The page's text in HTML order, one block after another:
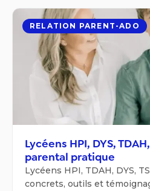
RELATION PARENT-ADO
Lycéens HPI, DYS,
parental pratique
Lycéens HPI, TDAH, DYS,
concrets, outils et